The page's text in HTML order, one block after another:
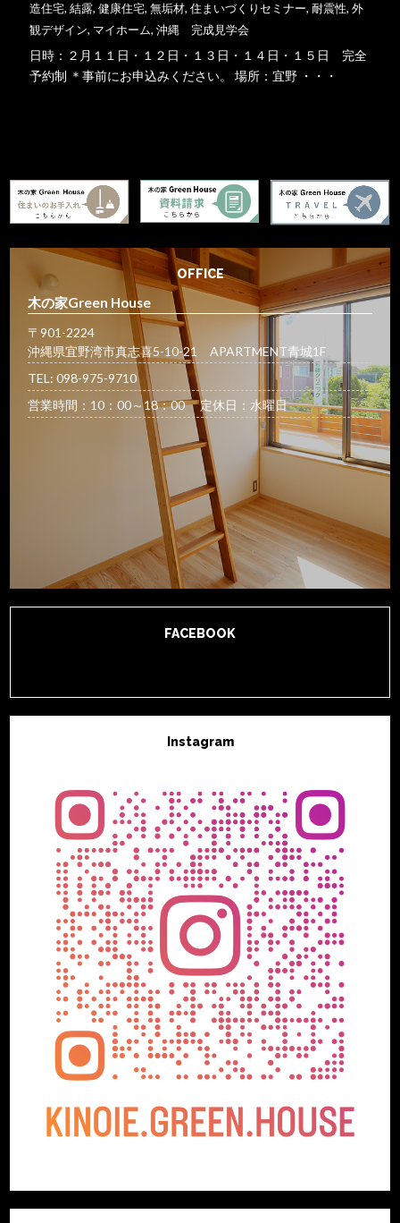
造住宅,結露,健康住宅,無垢材,住まいづくりセミナー,耐震性,外
観デザイン, マイホーム,沖縄 完成見学会
日時：２月１１日・１２日・１３日・１４日・１５日 完全
予約制 ＊事前にお申込みください。 場所：宜野 ・・・
OFFICE
木の家Green House
〒901-2224
沖縄県宜野湾市真志喜5-10-21 APARTMENT青城1F
TEL: 098-975-9710
営業時間：10：00～18：00 定休日：水曜日
FACEBOOK
Instagram